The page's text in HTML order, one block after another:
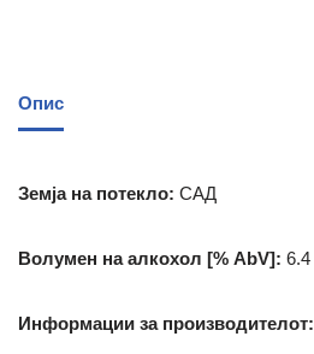
Опис
Земја на потекло: САД
Волумен на алкохол [% AbV]: 6.4
Информации за производителот: